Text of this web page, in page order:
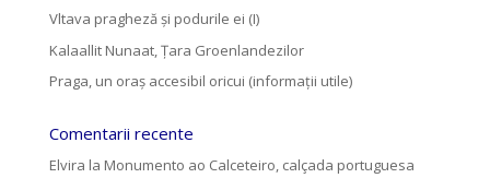
Vltava pragheză și podurile ei (I)
Kalaallit Nunaat, Țara Groenlandezilor
Praga, un oraș accesibil oricui (informații utile)
Comentarii recente
Elvira la Monumento ao Calceteiro, calçada portuguesa